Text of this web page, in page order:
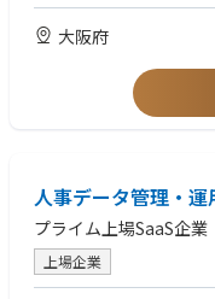
す。
・南房総市/館山市
・鋸南町/鴨川市
・富津市/君津市
・勝浦市/大多喜市
・グローバル環境連結事
業所の環境事務局との連絡
各テーマに関する室内メン
・ネイチャーポジティブ
・自動車工業会等の業界団
などを担当いただきます。
※業務の比率は、ご経験や
※各業務は基本的に3名体
体制ではございません。
大阪府
人事データ管理・運
プライム上場SaaS企業
上場企業